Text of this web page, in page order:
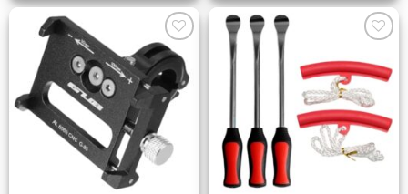
product
has
multiple
variants.
may
be
chosen
on
Auf die
Wunschliste
Wunschliste